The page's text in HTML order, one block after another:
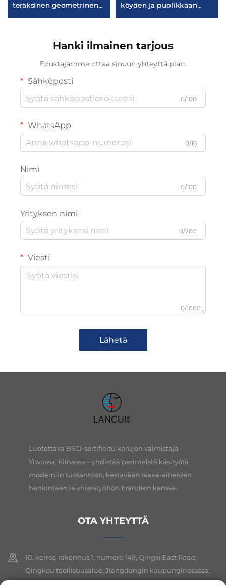
teräksinen geometrinen
köyden ja puolikkaan
Hanki ilmainen tarjous
Edustajamme ottaa sinuun yhteyttä pian.
Sähköposti
0/100
WhatsApp
0/16
Nimi
0/100
Yrityksen nimi
0/200
Viesti
0/1000
Lähetä
Luotettava BSCI-sertifioitu korujen valmistaja
Yiwussa, Kiinassa – yhdistää perinteistä käsityötä
moderniin tuotantoon, kestävään raaka-aineiden
hankintaan ja yhteistyöhön brändien kanssa.
OTA YHTEYTTÄ
10. kerros, rakennus 1, numero 149, Qingxi East Road,
Qingkou teollisuusalue, Jiangdongin kaupunginosassa,